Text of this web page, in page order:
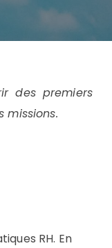
des premiers
missions.
RH. En